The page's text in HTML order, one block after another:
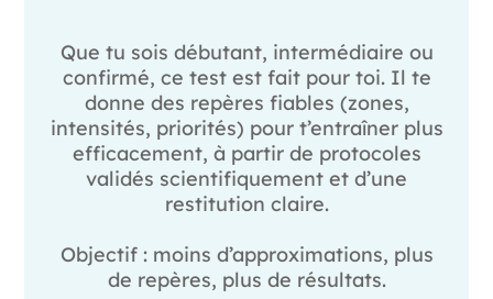
Que tu sois débutant, intermédiaire ou
confirmé, ce test est fait pour toi. Il te
donne des repères fiables (zones,
intensités, priorités) pour t’entraîner plus
efficacement, à partir de protocoles
validés scientifiquement et d’une
restitution claire.
Objectif : moins d’approximations, plus
de repères, plus de résultats.